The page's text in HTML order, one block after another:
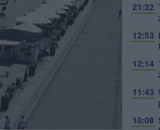
21:22
12:53
12:14
11:43
10:08